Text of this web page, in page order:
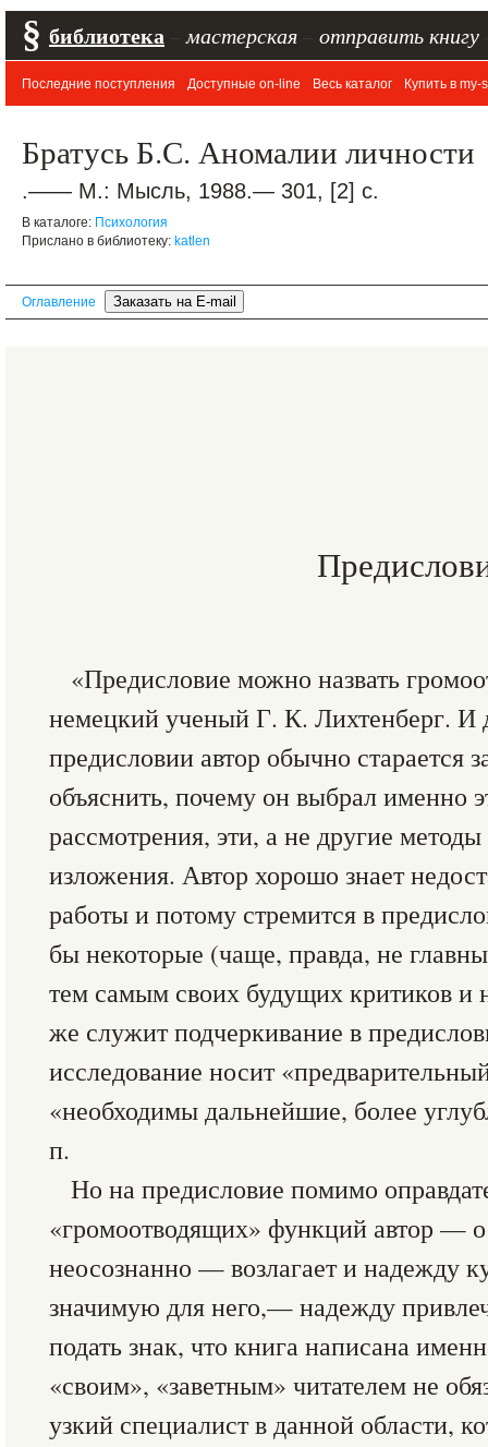
§ библиотека мастерская отправить книгу
Последние поступления Доступные on-line Весь каталог Купить в my-
Братусь Б.С. Аномалии личности
.—— М.: Мысль, 1988.— 301, [2] с.
В каталоге: Психология
Прислано в библиотеку: katlen
Оглавление
«Предисловие можно назвать
немецкий ученый Г. К. Лихтенберг. И
предисловии автор обычно старается
объяснить, почему он выбрал именно
рассмотрения, эти, а не другие
изложения. Автор хорошо знает
работы и потому стремится в
бы некоторые (чаще, правда, не
тем самым своих будущих критиков и
же служит подчеркивание в
исследование носит
«необходимы дальнейшие, более
п.
Но на предисловие помимо
«громоотводящих» функций автор —
неосознанно — возлагает и надежду
значимую для него,— надежду
подать знак, что книга написана
«своим», «заветным» читателем не
узкий специалист в данной области,